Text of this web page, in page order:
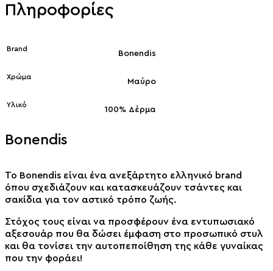
Πληροφορίες
Brand
Bonendis
Χρώμα
Μαύρο
Υλικό
100% Δέρμα
Bonendis
Το Bonendis είναι ένα ανεξάρτητο ελληνικό brand
όπου σχεδιάζoυν και κατασκευάζουν τσάντες και
σακίδια για τον αστικό τρόπο ζωής.
Στόχος τους είναι να προσφέρουν ένα εντυπωσιακό
αξεσουάρ που θα δώσει έμφαση στο προσωπικό στυλ
και θα τονίσει την αυτοπεποίθηση της κάθε γυναίκας
που την φοράει!